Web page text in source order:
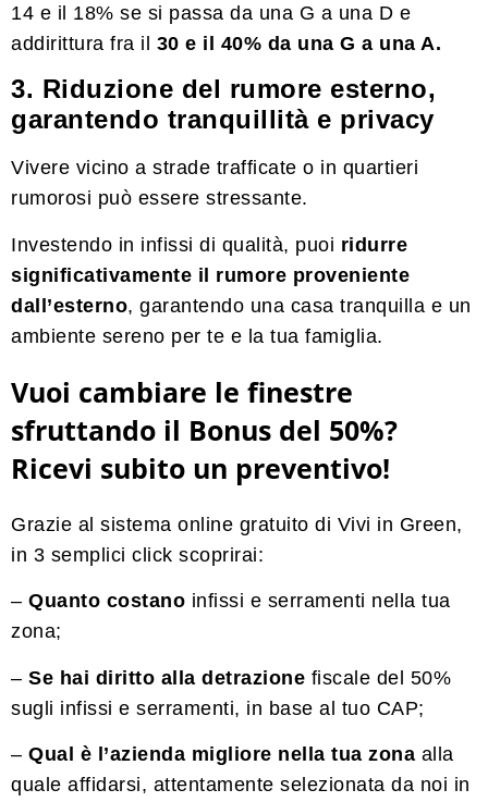
14 e il 18% se si passa da una G a una D e
addirittura fra il 30 e il 40% da una G a una A.
3. Riduzione del rumore esterno,
garantendo tranquillità e privacy
Vivere vicino a strade trafficate o in quartieri
rumorosi può essere stressante.
Investendo in infissi di qualità, puoi ridurre
significativamente il rumore proveniente
dall’esterno, garantendo una casa tranquilla e un
ambiente sereno per te e la tua famiglia.
Vuoi cambiare le finestre
sfruttando il Bonus del 50%?
Ricevi subito un preventivo!
Grazie al sistema online gratuito di Vivi in Green,
in 3 semplici click scoprirai:
– Quanto costano infissi e serramenti nella tua
zona;
– Se hai diritto alla detrazione fiscale del 50%
sugli infissi e serramenti, in base al tuo CAP;
– Qual è l’azienda migliore nella tua zona alla
quale affidarsi, attentamente selezionata da noi in